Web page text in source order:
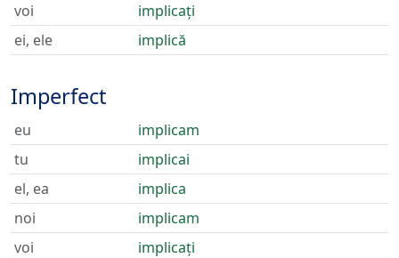
voi
implicați
ei, ele
implică
Imperfect
eu
implicam
tu
implicai
el, ea
implica
noi
implicam
voi
implicați